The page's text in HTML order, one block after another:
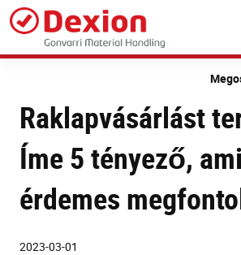
Skip
main
content
Raklapvásárlást
Íme 5 tényező,
érdemes
2023-03-01